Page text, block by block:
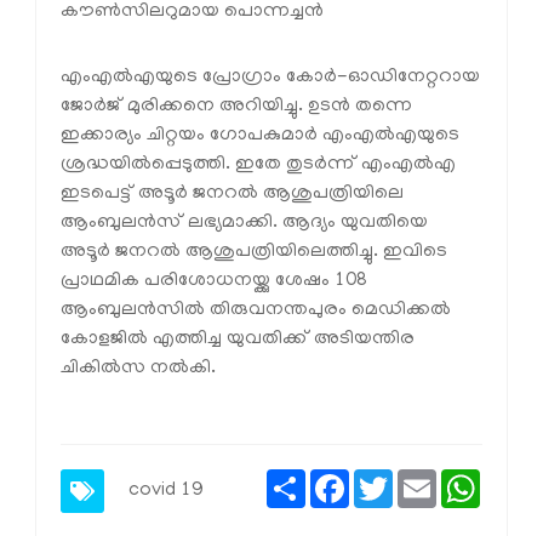
കൗണ്‍സിലറുമായ പൊന്നച്ചന്‍
എംഎല്‍എയുടെ പ്രോഗ്രാം കോര്‍-ഓഡിനേറ്ററായ
ജോര്‍ജ് മുരിക്കനെ അറിയിച്ചു. ഉടന്‍ തന്നെ
ഇക്കാര്യം ചിറ്റയം ഗോപകുമാര്‍ എംഎല്‍എയുടെ
ശ്രദ്ധയില്‍പ്പെടുത്തി. ഇതേ തുടര്‍ന്ന് എംഎല്‍എ
ഇടപെട്ട് അടൂര്‍ ജനറല്‍ ആശുപത്രിയിലെ
ആംബുലന്‍സ് ലഭ്യമാക്കി. ആദ്യം യുവതിയെ
അടൂര്‍ ജനറല്‍ ആശുപത്രിയിലെത്തിച്ചു. ഇവിടെ
പ്രാഥമിക പരിശോധനയ്ക്കു ശേഷം 108
ആംബുലന്‍സില്‍ തിരുവനന്തപുരം മെഡിക്കല്‍
കോളജില്‍ എത്തിച്ച യുവതിക്ക് അടിയന്തിര
ചികില്‍സ നല്‍കി.
covid 19
ShareFacebook
TwitterEmail